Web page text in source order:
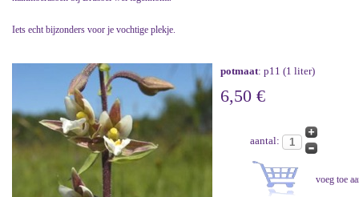
Iets echt bijzonders voor je vochtige plekje.
potmaat: p11 (1 liter)
6,50 €
aantal: